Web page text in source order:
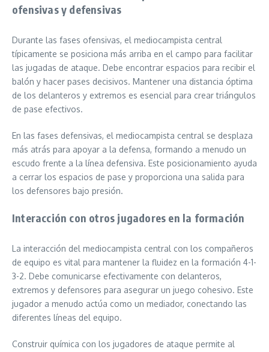
ofensivas y defensivas
Durante las fases ofensivas, el mediocampista central
típicamente se posiciona más arriba en el campo para facilitar
las jugadas de ataque. Debe encontrar espacios para recibir el
balón y hacer pases decisivos. Mantener una distancia óptima
de los delanteros y extremos es esencial para crear triángulos
de pase efectivos.
En las fases defensivas, el mediocampista central se desplaza
más atrás para apoyar a la defensa, formando a menudo un
escudo frente a la línea defensiva. Este posicionamiento ayuda
a cerrar los espacios de pase y proporciona una salida para
los defensores bajo presión.
Interacción con otros jugadores en la formación
La interacción del mediocampista central con los compañeros
de equipo es vital para mantener la fluidez en la formación 4-1-
3-2. Debe comunicarse efectivamente con delanteros,
extremos y defensores para asegurar un juego cohesivo. Este
jugador a menudo actúa como un mediador, conectando las
diferentes líneas del equipo.
Construir química con los jugadores de ataque permite al